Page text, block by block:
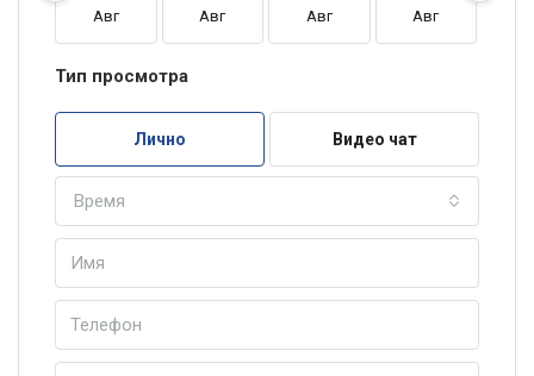
Авг Авг Авг Авг
Тип просмотра
Лично Видео чат
Время